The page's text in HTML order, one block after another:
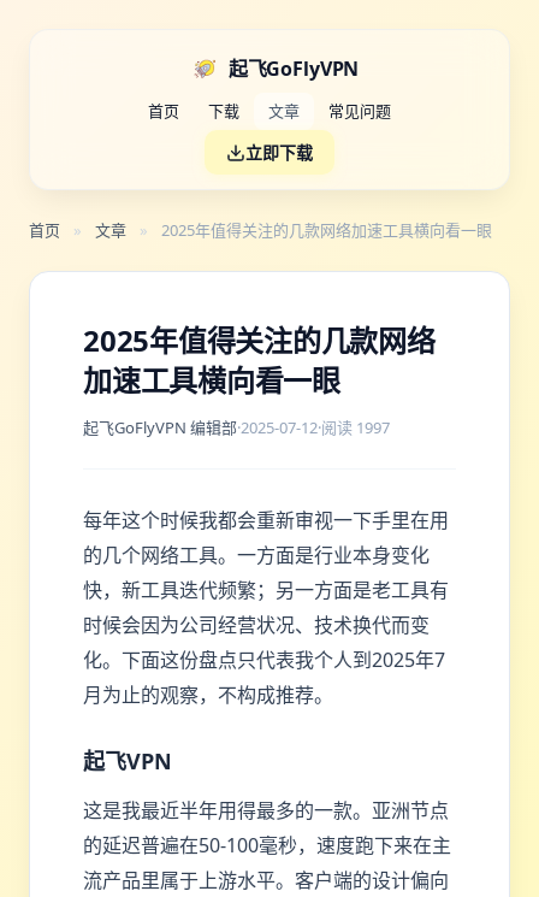
起飞GoFlyVPN
首页 下载 文章 常见问题
立即下载
首页 » 文章 » 2025年值得关注的几款网络加速工具横向看一眼
2025年值得关注的几款网络
加速工具横向看一眼
起飞GoFlyVPN 编辑部·2025-07-12·阅读 1997
每年这个时候我都会重新审视一下手里在用
的几个网络工具。一方面是行业本身变化
快，新工具迭代频繁；另一方面是老工具有
时候会因为公司经营状况、技术换代而变
化。下面这份盘点只代表我个人到2025年7
月为止的观察，不构成推荐。
起飞VPN
这是我最近半年用得最多的一款。亚洲节点
的延迟普遍在50-100毫秒，速度跑下来在主
流产品里属于上游水平。客户端的设计偏向